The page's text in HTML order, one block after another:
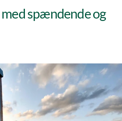
spændende og